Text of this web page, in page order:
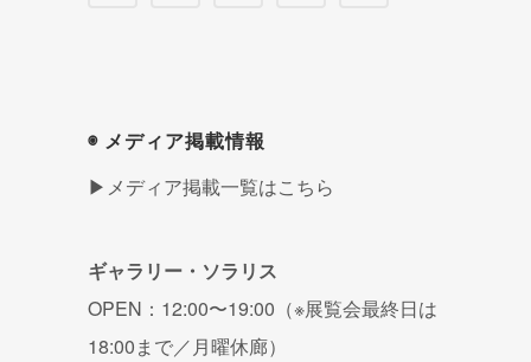
◉ メディア掲載情報
▶メディア掲載一覧はこちら
ギャラリー・ソラリス
OPEN：12:00〜19:00（※展覧会最終日は
18:00まで／月曜休廊）